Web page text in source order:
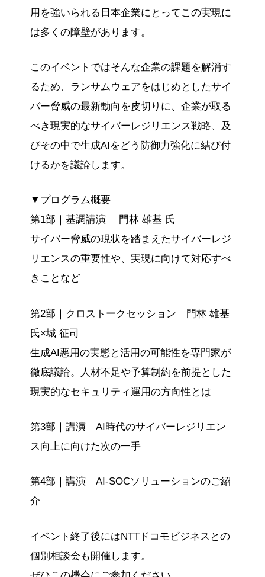
用を強いられる日本企業にとってこの実現に
は多くの障壁があります。
このイベントではそんな企業の課題を解消す
るため、ランサムウェアをはじめとしたサイ
バー脅威の最新動向を皮切りに、企業が取る
べき現実的なサイバーレジリエンス戦略、及
びその中で生成AIをどう防御力強化に結び付
けるかを議論します。
▼プログラム概要
第1部｜基調講演 門林 雄基 氏
サイバー脅威の現状を踏まえたサイバーレジ
リエンスの重要性や、実現に向けて対応すべ
きことなど
第2部｜クロストークセッション 門林 雄基
氏×城 征司
生成AI悪用の実態と活用の可能性を専門家が
徹底議論。人材不足や予算制約を前提とした
現実的なセキュリティ運用の方向性とは
第3部｜講演 AI時代のサイバーレジリエン
ス向上に向けた次の一手
第4部｜講演 AI-SOCソリューションのご紹
介
イベント終了後にはNTTドコモビジネスとの
個別相談会も開催します。